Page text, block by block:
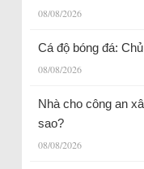
08/08/2026
Cá độ bóng đá:
08/08/2026
Nhà cho công an
sao?
08/08/2026